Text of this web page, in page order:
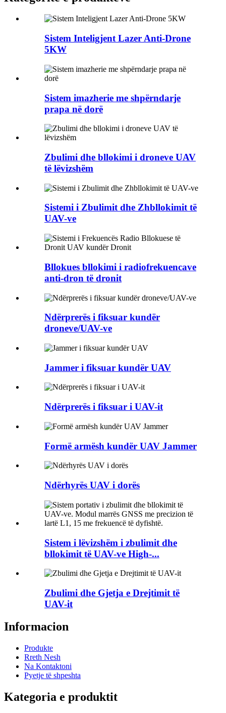
Sistem Inteligjent Lazer Anti-Drone
5KW
Sistem imazherie me shpërndarje
prapa në dorë
Zbulimi dhe bllokimi i droneve UAV
të lëvizshëm
Sistemi i Zbulimit dhe Zhbllokimit të
UAV-ve
Bllokues bllokimi i radiofrekuencave
anti-dron të dronit
Ndërprerës i fiksuar kundër
droneve/UAV-ve
Jammer i fiksuar kundër UAV
Ndërprerës i fiksuar i UAV-it
Formë armësh kundër UAV Jammer
Ndërhyrës UAV i dorës
Sistem i lëvizshëm i zbulimit dhe
bllokimit të UAV-ve High-...
Zbulimi dhe Gjetja e Drejtimit të
UAV-it
Informacion
Produkte
Rreth Nesh
Na Kontaktoni
Pyetje të shpeshta
Kategoria e produktit